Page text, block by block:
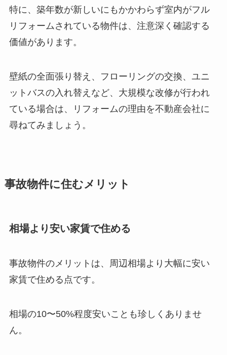
特に、築年数が新しいにもかかわらず室内がフル
リフォームされている物件は、注意深く確認する
価値があります。
壁紙の全面張り替え、フローリングの交換、ユニ
ットバスの入れ替えなど、大規模な改修が行われ
ている場合は、リフォームの理由を不動産会社に
尋ねてみましょう。
事故物件に住むメリット
相場より安い家賃で住める
事故物件のメリットは、周辺相場より大幅に安い
家賃で住める点です。
相場の10〜50%程度安いことも珍しくありませ
ん。